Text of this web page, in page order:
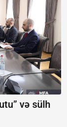
və sülh